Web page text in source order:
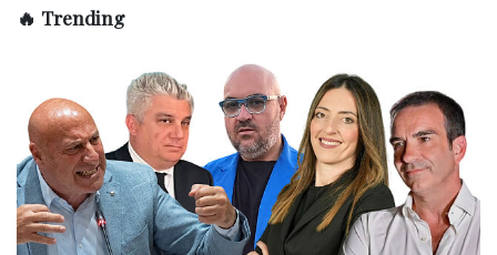
🔥 Trending